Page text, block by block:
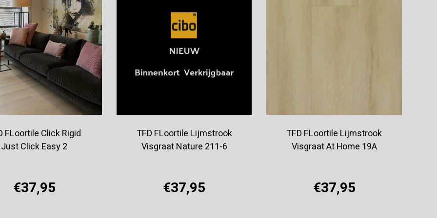
FLoortile Click Rigid
Just Click Easy 2
€37,95
TFD FLoortile Lijmstrook
Visgraat Nature 211-6
€37,95
TFD FLoortile Lijmstrook
Visgraat At Home 19A
€37,95